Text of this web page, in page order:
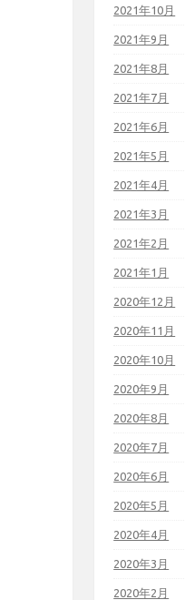
2021年10月
2021年9月
2021年8月
2021年7月
2021年6月
2021年5月
2021年4月
2021年3月
2021年2月
2021年1月
2020年12月
2020年11月
2020年10月
2020年9月
2020年8月
2020年7月
2020年6月
2020年5月
2020年4月
2020年3月
2020年2月